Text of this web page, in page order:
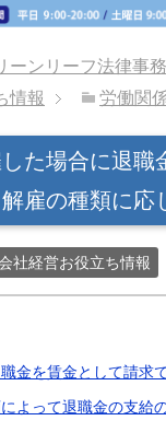
ーンリーフ法律事
情報
労働関
た場合に退職
雇の種類に応
社経営お役立ち情報
金を賃金として請求
よって退職金の支給